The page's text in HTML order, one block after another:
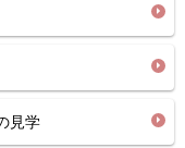
見学